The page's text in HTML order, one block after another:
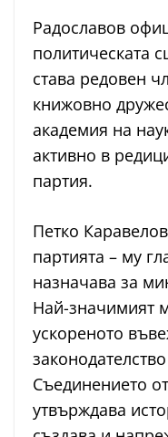
Радославов
политическата
става редовен
книжовно
академия на
активно в
партия.
Петко
партията – му
назначава за
Най-значимият
ускореното
Съединението
утвърждава